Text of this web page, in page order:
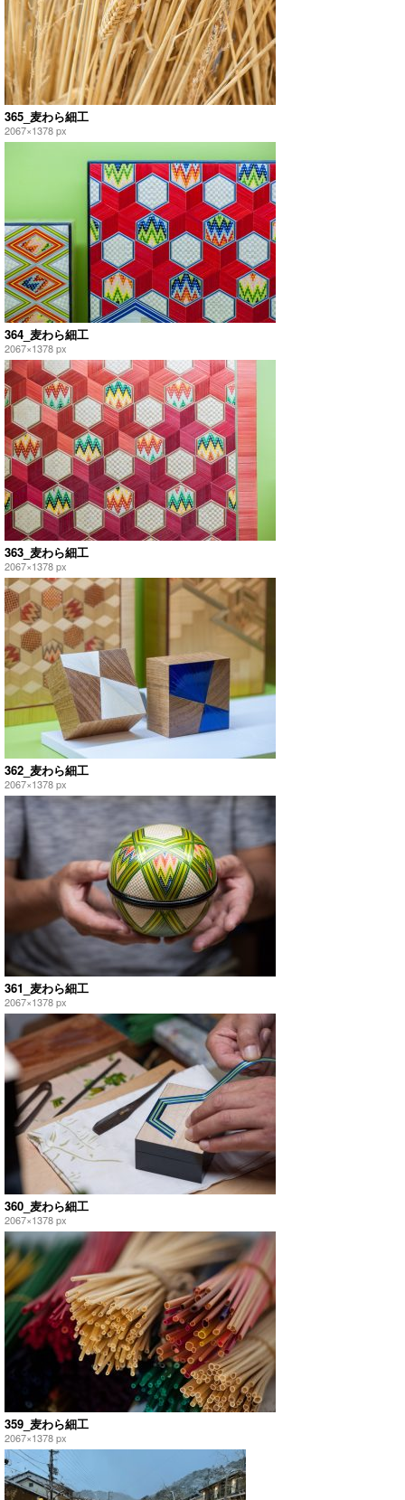
365_麦わら細工
2067×1378 px
364_麦わら細工
2067×1378 px
363_麦わら細工
2067×1378 px
362_麦わら細工
2067×1378 px
361_麦わら細工
2067×1378 px
360_麦わら細工
2067×1378 px
359_麦わら細工
2067×1378 px